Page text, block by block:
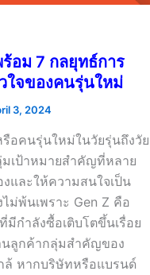
ร้อม 7 กลยุทธ์การ
ใจของคนรุ่นใหม่
3, 2024
อคนรุ่นใหม่ในวัยรุ่นถึงวัย
มเป้าหมายสำคัญที่หลาย
และให้ความสนใจเป็น
ม่พ้นเพราะ Gen Z คือ
กำลังซื้อเติบโตขึ้นเรื่อย
นลูกค้ากลุ่มสำคัญของ
ล้ หากบริษัทหรือแบรนด์